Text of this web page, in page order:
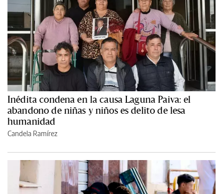
Inédita condena en la causa Laguna Paiva: el
abandono de niñas y niños es delito de lesa
humanidad
Candela Ramírez